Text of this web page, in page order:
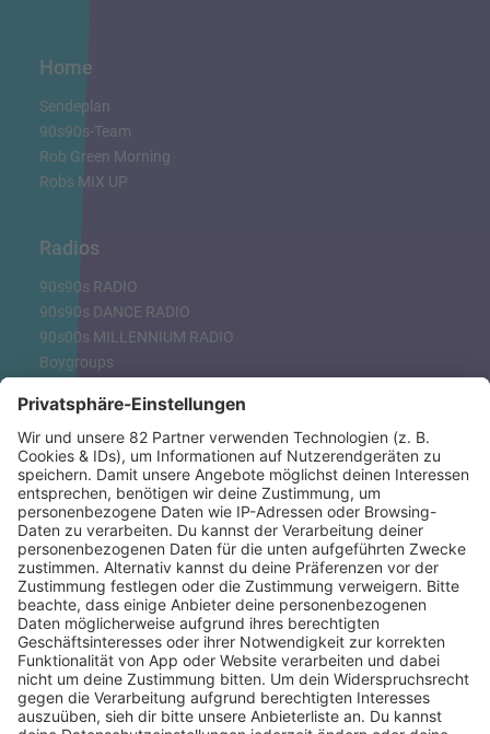
Home
Sendeplan
90s90s-Team
Rob Green Morning
Robs MIX UP
Radios
90s90s RADIO
90s90s DANCE RADIO
90s00s MILLENNIUM RADIO
Boygroups
Clubhits
Dinnerparty
Eurodance
Grunge
Hiphop & Rap
Hiphop deutsch
House
Ibiza
Loveparade
Lovesongs
Mayday
Rave
Reggae